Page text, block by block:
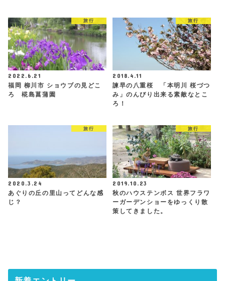
旅行
2022.6.21
福岡 柳川市 ショウブの見どこ
ろ 椛島菖蒲園
旅行
2018.4.11
諫早の八重桜 「本明川 桜づつ
み」のんびり出来る素敵なとこ
ろ！
旅行
2020.3.24
あぐりの丘の里山ってどんな感
じ？
旅行
2019.10.23
秋のハウステンボス 世界フラワ
ーガーデンショーをゆっくり散
策してきました。